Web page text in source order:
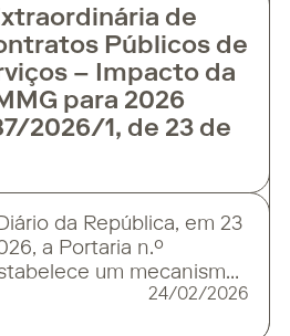
de
Públicos de
– Impacto da
para 2026
2026/1, de 23 de
da República, em 23
a Portaria n.º
um mecanismo
de preços de
de aquisição de serviços
24/02/2026